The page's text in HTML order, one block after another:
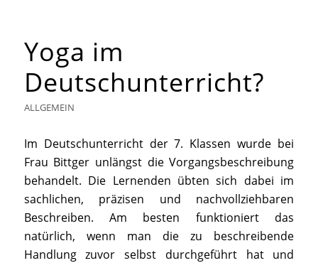
Yoga im
Deutschunterricht?
ALLGEMEIN
Im Deutschunterricht der 7. Klassen wurde bei
Frau Bittger unlängst die Vorgangsbeschreibung
behandelt. Die Lernenden übten sich dabei im
sachlichen, präzisen und nachvollziehbaren
Beschreiben. Am besten funktioniert das
natürlich, wenn man die zu beschreibende
Handlung zuvor selbst durchgeführt hat und